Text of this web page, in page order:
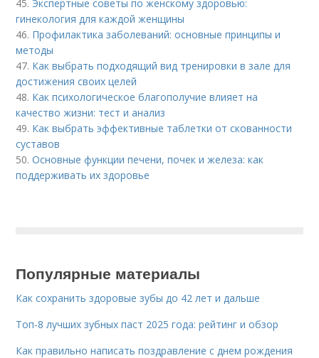
45. Экспертные советы по женскому здоровью:
гинекология для каждой женщины
46. Профилактика заболеваний: основные принципы и
методы
47. Как выбрать подходящий вид тренировки в зале для
достижения своих целей
48. Как психологическое благополучие влияет на
качество жизни: тест и анализ
49. Как выбрать эффективные таблетки от скованности
суставов
50.Основные функции печени, почек и железа: как
поддерживать их здоровье
Популярные материалы
Как сохранить здоровые зубы до 42 лет и дальше
Топ-8 лучших зубных паст 2025 года: рейтинг и обзор
Как правильно написать поздравление с днем рождения